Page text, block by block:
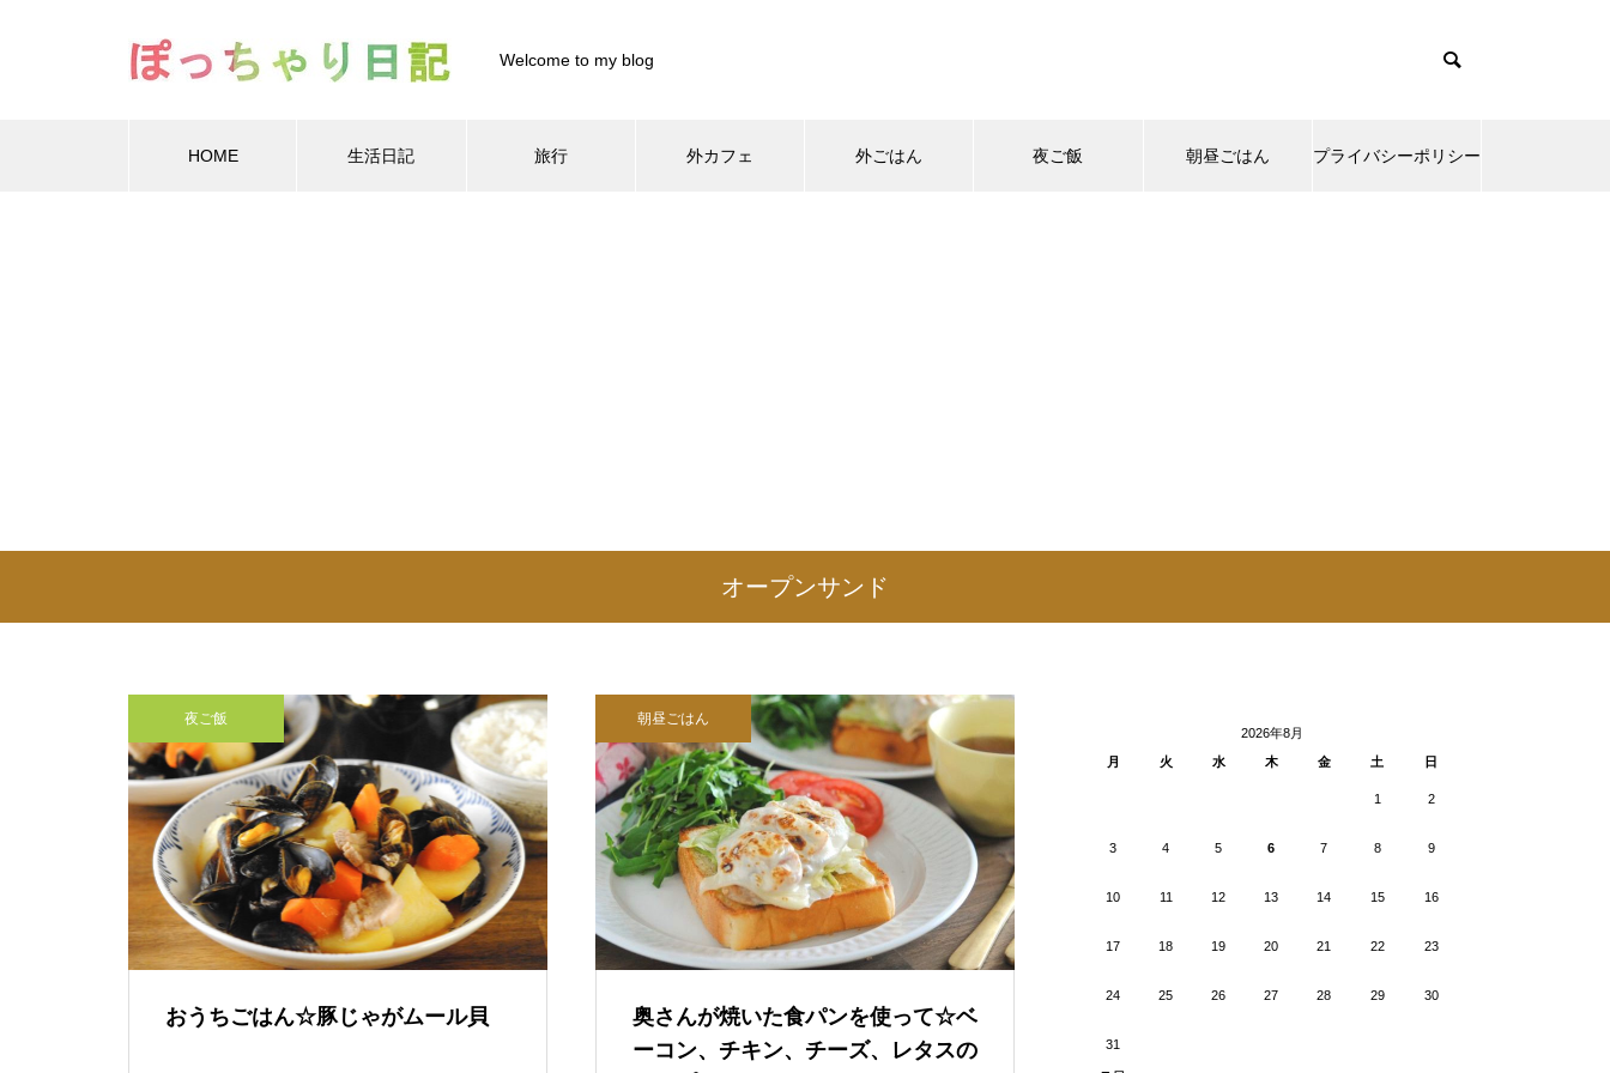
Welcome to my blog
HOME 生活日記 旅行 外カフェ 外ごはん 夜ご飯 朝昼ごはん プライバシーポリシー
オープンサンド
夜ご飯
おうちごはん☆豚じゃがムール貝
朝昼ごはん
奥さんが焼いた食パンを使って☆ベ
ーコン、チキン、チーズ、レタスの
2026年8月
月
火 水 木 金 土 日
1 2
3 4 5 6 7 8 9
10 11 12 13 14 15 16
17 18 19 20 21 22 23
24 25 26 27 28 29 30
31